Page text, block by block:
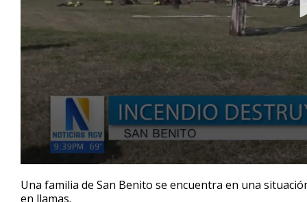
seconds
of
Una familia de San Benito se encuentra en una
en llamas.